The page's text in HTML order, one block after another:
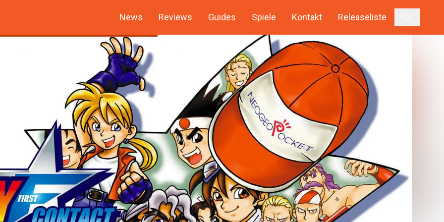
News Reviews Guides Spiele Kontakt Releaseliste